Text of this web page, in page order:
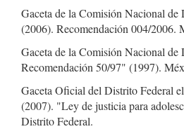
Gaceta de la Comisión Nacional de
(2006). Recomendación 004/
Gaceta de la Comisión Nacional de
Recomendación 50/97" (1997).
Gaceta Oficial del Distrito Federal
(2007). "Ley de justicia para
Distrito Federal.